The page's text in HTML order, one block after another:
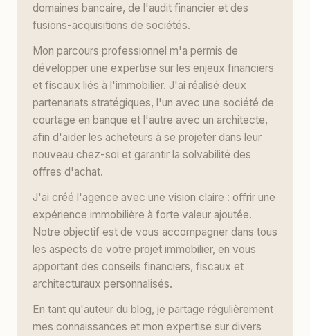
domaines bancaire, de l'audit financier et des
fusions-acquisitions de sociétés.
Mon parcours professionnel m'a permis de
développer une expertise sur les enjeux financiers
et fiscaux liés à l'immobilier. J'ai réalisé deux
partenariats stratégiques, l'un avec une société de
courtage en banque et l'autre avec un architecte,
afin d'aider les acheteurs à se projeter dans leur
nouveau chez-soi et garantir la solvabilité des
offres d'achat.
J'ai créé l'agence avec une vision claire : offrir une
expérience immobilière à forte valeur ajoutée.
Notre objectif est de vous accompagner dans tous
les aspects de votre projet immobilier, en vous
apportant des conseils financiers, fiscaux et
architecturaux personnalisés.
En tant qu'auteur du blog, je partage régulièrement
mes connaissances et mon expertise sur divers